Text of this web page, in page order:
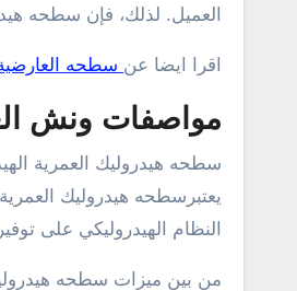
العميل. لذلك، فإن سطحه
اقرا ايضا عن سطحه
مواصفات ونش
سطحه هيدروليك العمرية
يعتبرسطحه هيدروليك
النظام الهيدروليكي على
من بين ميزات سطحه